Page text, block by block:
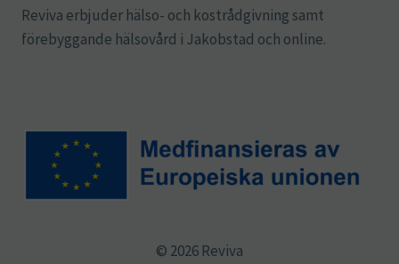
Reviva erbjuder hälso- och kostrådgivning samt
förebyggande hälsovård i Jakobstad och online.
© 2026 Reviva